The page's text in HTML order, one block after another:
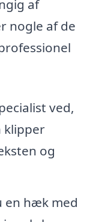
af
nogle af de
ved,
klipper
og
en hæk med